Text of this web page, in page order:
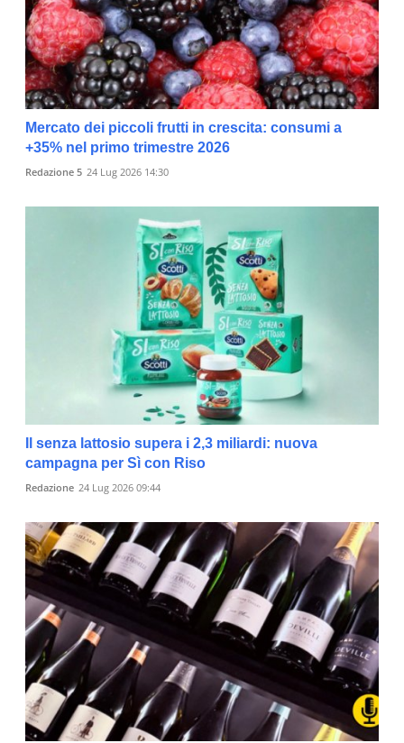
Mercato dei piccoli frutti in crescita: consumi a
+35% nel primo trimestre 2026
Redazione 5 24 Lug 2026 14:30
Il senza lattosio supera i 2,3 miliardi: nuova
campagna per Sì con Riso
Redazione 24 Lug 2026 09:44